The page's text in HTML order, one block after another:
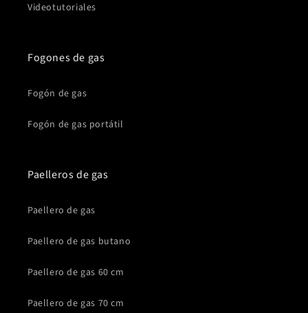
Videotutoriales
Fogones de gas
Fogón de gas
Fogón de gas portátil
Paelleros de gas
Paellero de gas
Paellero de gas butano
Paellero de gas 60 cm
Paellero de gas 70 cm